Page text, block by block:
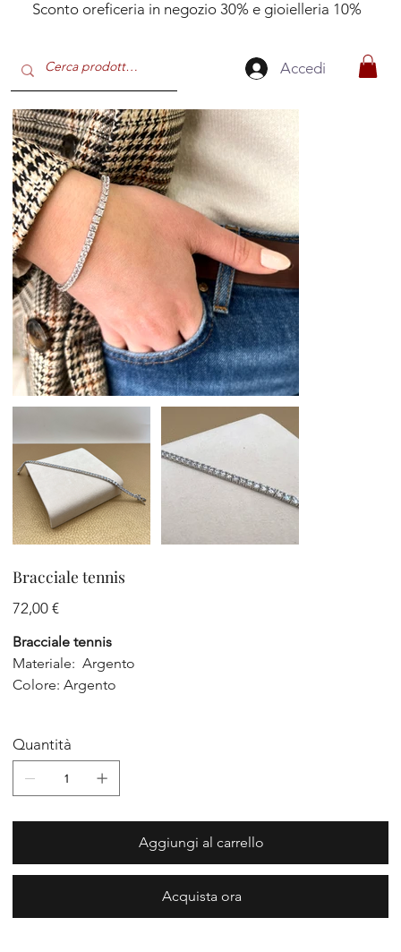
Sconto oreficeria in negozio 30% e gioielleria 10%
Accedi
Bracciale tennis
Prezzo
72,00 €
Bracciale tennis
Materiale: Argento
Colore: Argento
Quantità
Aggiungi al carrello
Acquista ora